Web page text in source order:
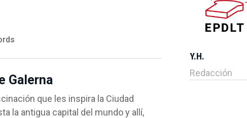
Galerna
que les inspira la Ciudad
la antigua capital del mundo y allí,
Y.H.
Redacción